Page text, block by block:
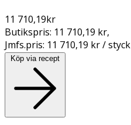
11 710,19kr
Butikspris: 11 710,19 kr,
Jmfs.pris: 11 710,19 kr / styck
Köp via recept